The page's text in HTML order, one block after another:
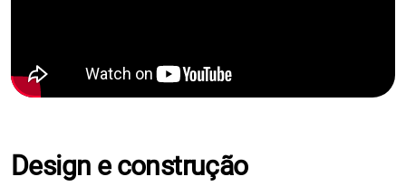
Design e construção